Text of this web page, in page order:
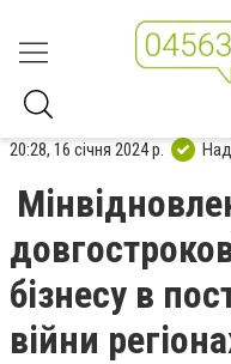
20:28, 16 січня 2024 р.
бізнесу в
війни